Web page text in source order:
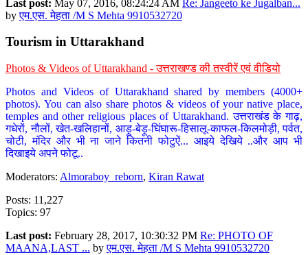
Last post: May 07, 2016, 08:24:24 AM Re: Jangeeto ke Jugalban...
byएम.एस. मेहता /M S Mehta 9910532720
Tourism in Uttarakhand
Photos & Videos of Uttarakhand - उत्तराखण्ड की तस्वीरें एवं वीडियो
Photos and Videos of Uttarakhand shared by members (4000+
photos). You can also share photos & videos of your native place,
temples and other religious places of Uttarakhand. उत्तराखंड के गाढ़,
गधेरों, नौलों, खेत-खलिहानों, आड़ू-बेड़ू-घिंघारू-हिसालू-काफल-किलमोड़ी, पर्वत,
चोटी, मंदिर और भी ना जाने कितनी फोटुऐं... आइये देखिये ..और आप भी
दिखाइये अपने फोटू..
Moderators: Almoraboy_reborn, Kiran Rawat
Posts: 11,227
Topics: 97
Last post: February 28, 2017, 10:30:32 PM Re: PHOTO OF
MAANA,LAST ... byएम.एस. मेहता /M S Mehta 9910532720